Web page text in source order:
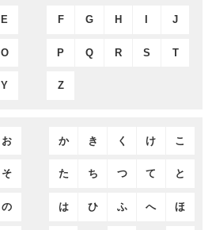
E F G H J
O P Q R S T
Y Z
お か き く け こ
そ た ち つ て と
の は ひ ふ へ ほ